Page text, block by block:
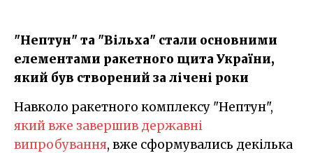
"Нептун" та "Вільха" стали основними
елементами ракетного щита України,
який був створений за лічені роки
Навколо ракетного комплексу "Нептун",
який вже завершив державні
випробування, вже сформувались декілька